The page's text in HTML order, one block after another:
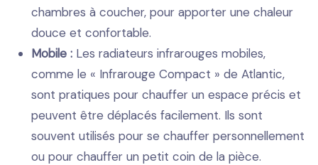
chambres à coucher, pour apporter une chaleur
douce et confortable.
Mobile : Les radiateurs infrarouges mobiles,
comme le « Infrarouge Compact » de Atlantic,
sont pratiques pour chauffer un espace précis et
peuvent être déplacés facilement. Ils sont
souvent utilisés pour se chauffer personnellement
ou pour chauffer un petit coin de la pièce.